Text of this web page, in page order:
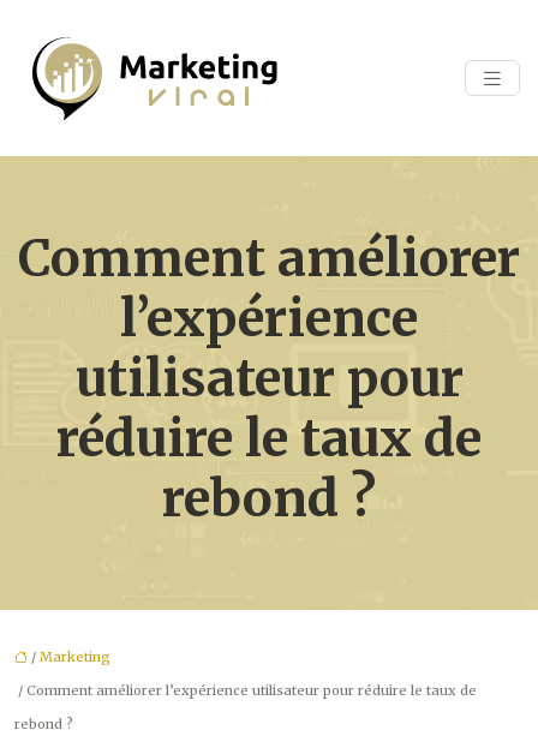
Comment améliorer
l’expérience
utilisateur pour
réduire le taux de
rebond ?
/ Marketing
/ Comment améliorer l’expérience utilisateur pour réduire le taux de
rebond ?